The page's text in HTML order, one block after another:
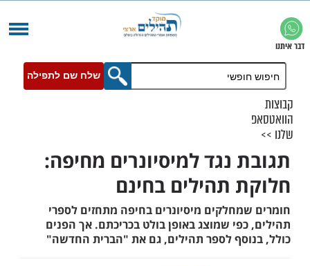
שלח שם לתפילה
נגד למיסיונרים מחיפה:
תהילים בחינם